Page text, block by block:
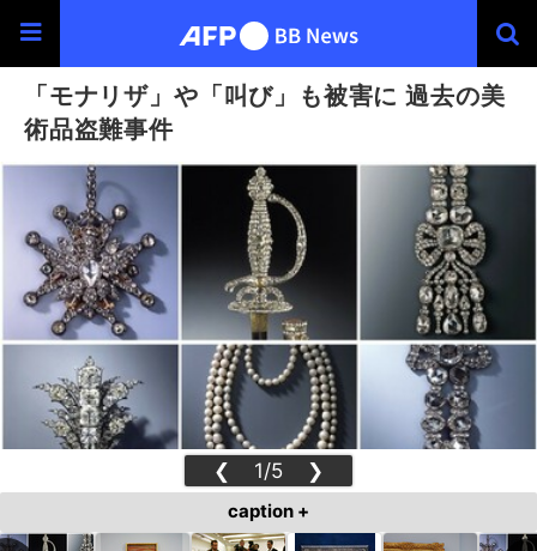
「モナリザ」や「叫び」も被害に 過去の美
術品盗難事件
❮ 1/5 ❯
caption +